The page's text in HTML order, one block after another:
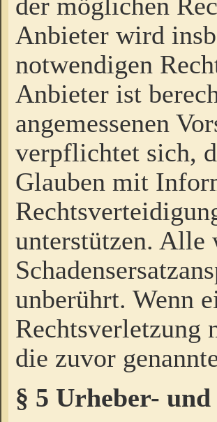
Anbieter wird
notwendigen
Anbieter ist
angemessenen
verpflichtet sich,
Glauben mit
unterstützen. Alle
unberührt. Wenn
Rechtsverletzung
die zuvor
§ 5 Urheber-